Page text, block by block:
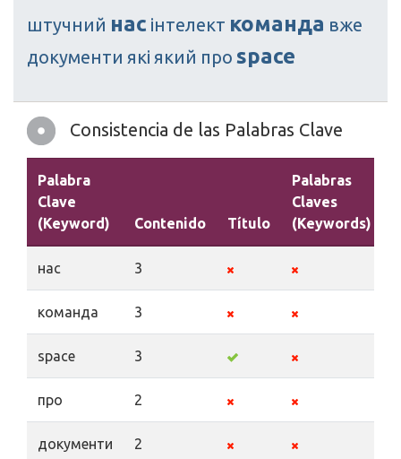
штучний нас інтелект команда вже
документи які який про space
Consistencia de las Palabras Clave
Palabra
Clave
(Keyword)
Contenido Título
Palabras
Claves
(Keywords)
нас 3
команда 3
space 3
про 2
документи 2